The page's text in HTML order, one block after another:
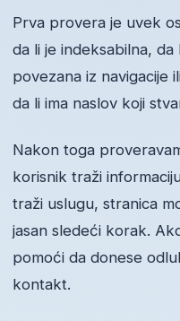
Prva provera je uvek
da li je indeksabilna, da
povezana iz navigacije
da li ima naslov koji
Nakon toga
korisnik traži
traži uslugu, stranica
jasan sledeći korak.
pomoći da donese
kontakt.